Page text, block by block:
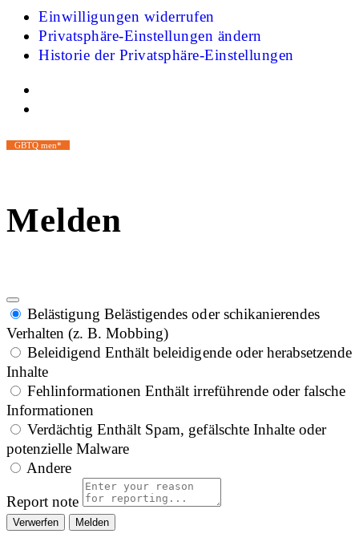
Einwilligungen widerrufen
Privatsphäre-Einstellungen ändern
Historie der Privatsphäre-Einstellungen
GBTQ men*
Melden
Belästigung Belästigendes oder schikanierendes
Verhalten (z. B. Mobbing)
Beleidigend Enthält beleidigende oder herabsetzende
Inhalte
Fehlinformationen Enthält irreführende oder falsche
Informationen
Verdächtig Enthält Spam, gefälschte Inhalte oder
potenzielle Malware
Andere
Report note
Melden